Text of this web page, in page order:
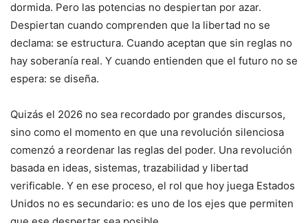
dormida. Pero las potencias no despiertan por azar.
Despiertan cuando comprenden que la libertad no se
declama: se estructura. Cuando aceptan que sin reglas no
hay soberanía real. Y cuando entienden que el futuro no se
espera: se diseña.
Quizás el 2026 no sea recordado por grandes discursos,
sino como el momento en que una revolución silenciosa
comenzó a reordenar las reglas del poder. Una revolución
basada en ideas, sistemas, trazabilidad y libertad
verificable. Y en ese proceso, el rol que hoy juega Estados
Unidos no es secundario: es uno de los ejes que permiten